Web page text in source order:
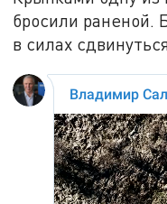
бросили раненой.
в силах